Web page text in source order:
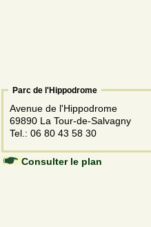
Parc de l'Hippodrome
Avenue de l'Hippodrome
69890 La Tour-de-Salvagny
Tel.: 06 80 43 58 30
Consulter le plan